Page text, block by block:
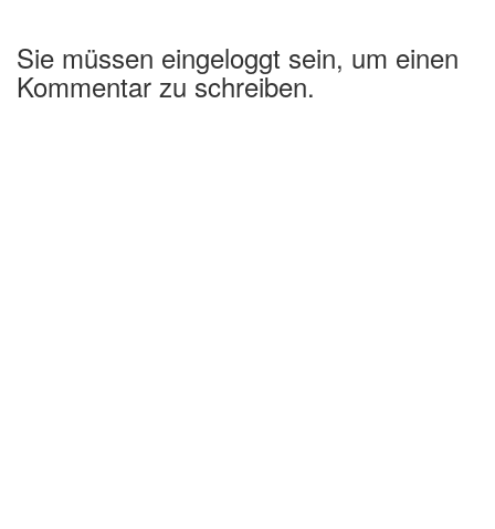
Sie müssen eingeloggt sein, um einen
Kommentar zu schreiben.